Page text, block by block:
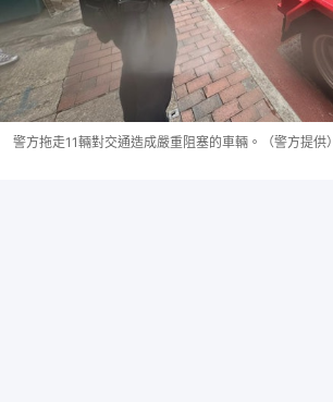
警方拖走11輛對交通造成嚴重阻塞的車輛。（警方提供）